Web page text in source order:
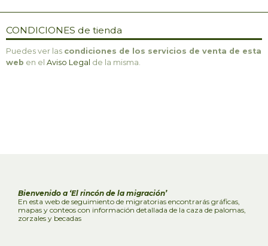
CONDICIONES de tienda
Puedes ver las condiciones de los servicios de venta de esta
web en el Aviso Legal de la misma.
Bienvenido a ‘El rincón de la migración’
En esta web de seguimiento de migratorias encontrarás gráficas,
mapas y conteos con información detallada de la caza de palomas,
zorzales y becadas